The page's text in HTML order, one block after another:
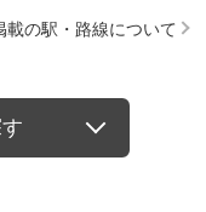
載の駅・路線について